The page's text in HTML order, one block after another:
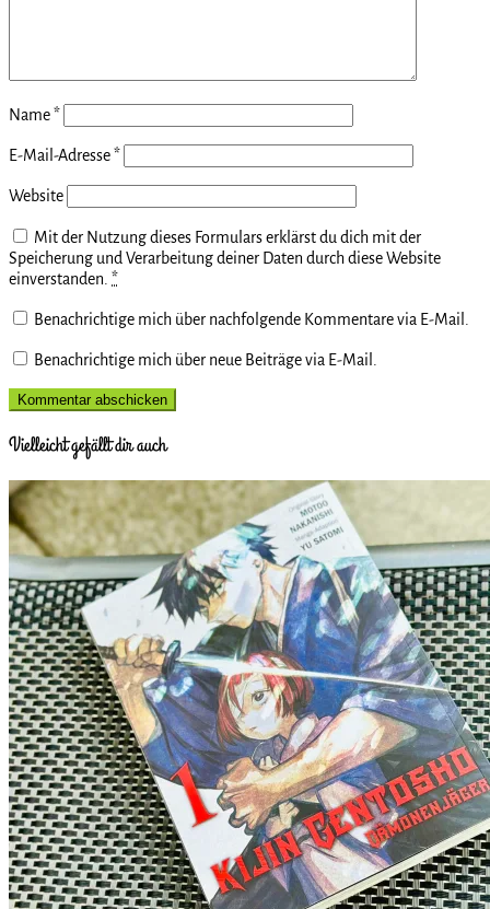
Name*
E-Mail-Adresse*
Website
Mit der Nutzung dieses Formulars erklärst du dich mit der
Speicherung und Verarbeitung deiner Daten durch diese Website
einverstanden. *
Benachrichtige mich über nachfolgende Kommentare via E-Mail.
Benachrichtige mich über neue Beiträge via E-Mail.
Vielleicht gefällt dir auch